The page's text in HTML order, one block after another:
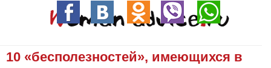
10 «бесполезностей», имеющихся в